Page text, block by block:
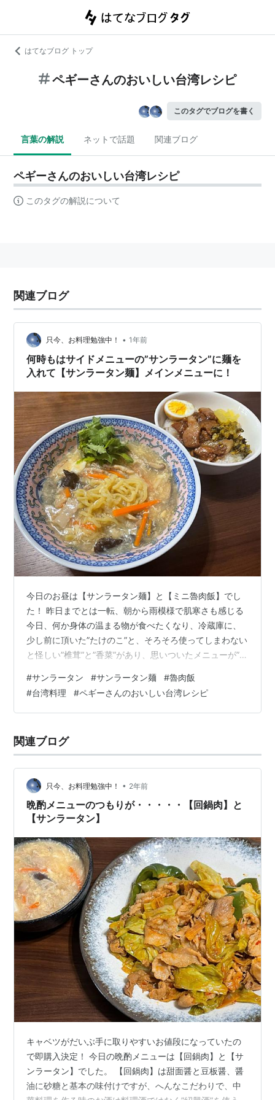
はてなブログ トップ
ペギーさんのおいしい台湾レシピ
このタグでブログを書く
言葉の解説 ネットで話題 関連ブログ
ペギーさんのおいしい台湾レシピ
このタグの解説について
関連ブログ
只今、お料理勉強中！ • 1年前
何時もはサイドメニューの”サンラータン”に麺を
入れて【サンラータン麺】メインメニューに！
今日のお昼は【サンラータン麺】と【ミニ魯肉飯】でし
た！ 昨日までとは一転、朝から雨模様で肌寒さも感じる
今日、何か身体の温まる物が食べたくなり、冷蔵庫に、
少し前に頂いた”たけのこ”と、そろそろ使ってしまわない
と怪しい”椎茸”と”香菜”があり、思いついたメニューが”サ
っていますが、今日は麺を入れてメインメニューにして
みました！ レシピは我が家では定番になりました「ペギ
ーさんの おいしい 台湾レシピ」を参考に、今日は白胡椒
リッと辛味、とろみの付いたスープが麺に絡み、身体の
中から温まるメニューにな…
#サンラータン #サンラータン麺 #魯肉飯
#台湾料理 #ペギーさんのおいしい台湾レシピ
関連ブログ
只今、お料理勉強中！ • 2年前
晩酌メニューのつもりが・・・・・【回鍋肉】と
【サンラータン】
キャベツがだいぶ手に取りやすいお値段になっていたの
で即購入決定！ 今日の晩酌メニューは【回鍋肉】と【サ
ンラータン】でした。 【回鍋肉】は甜面醤と豆板醤、醤
油に砂糖と基本の味付けですが、へんなこだわりで、中